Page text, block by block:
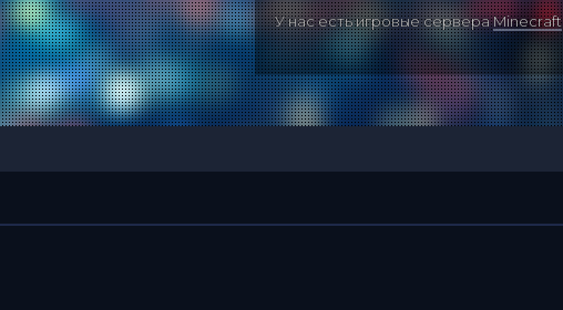
У нас есть игровые сервераMinecraft